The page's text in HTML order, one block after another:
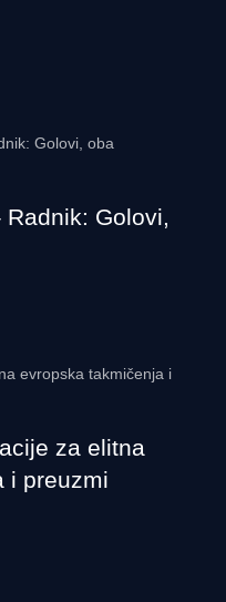
Golovi,
za elitna
i preuzmi